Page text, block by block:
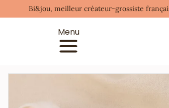
Bi&jou, meilleur créateur-grossiste
Menu